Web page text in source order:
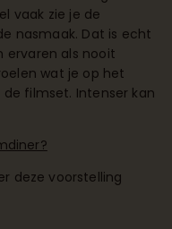
vaak zie je de
nasmaak. Dat is echt
ervaren als nooit
wat je op het
filmset. Intenser kan
deze voorstelling